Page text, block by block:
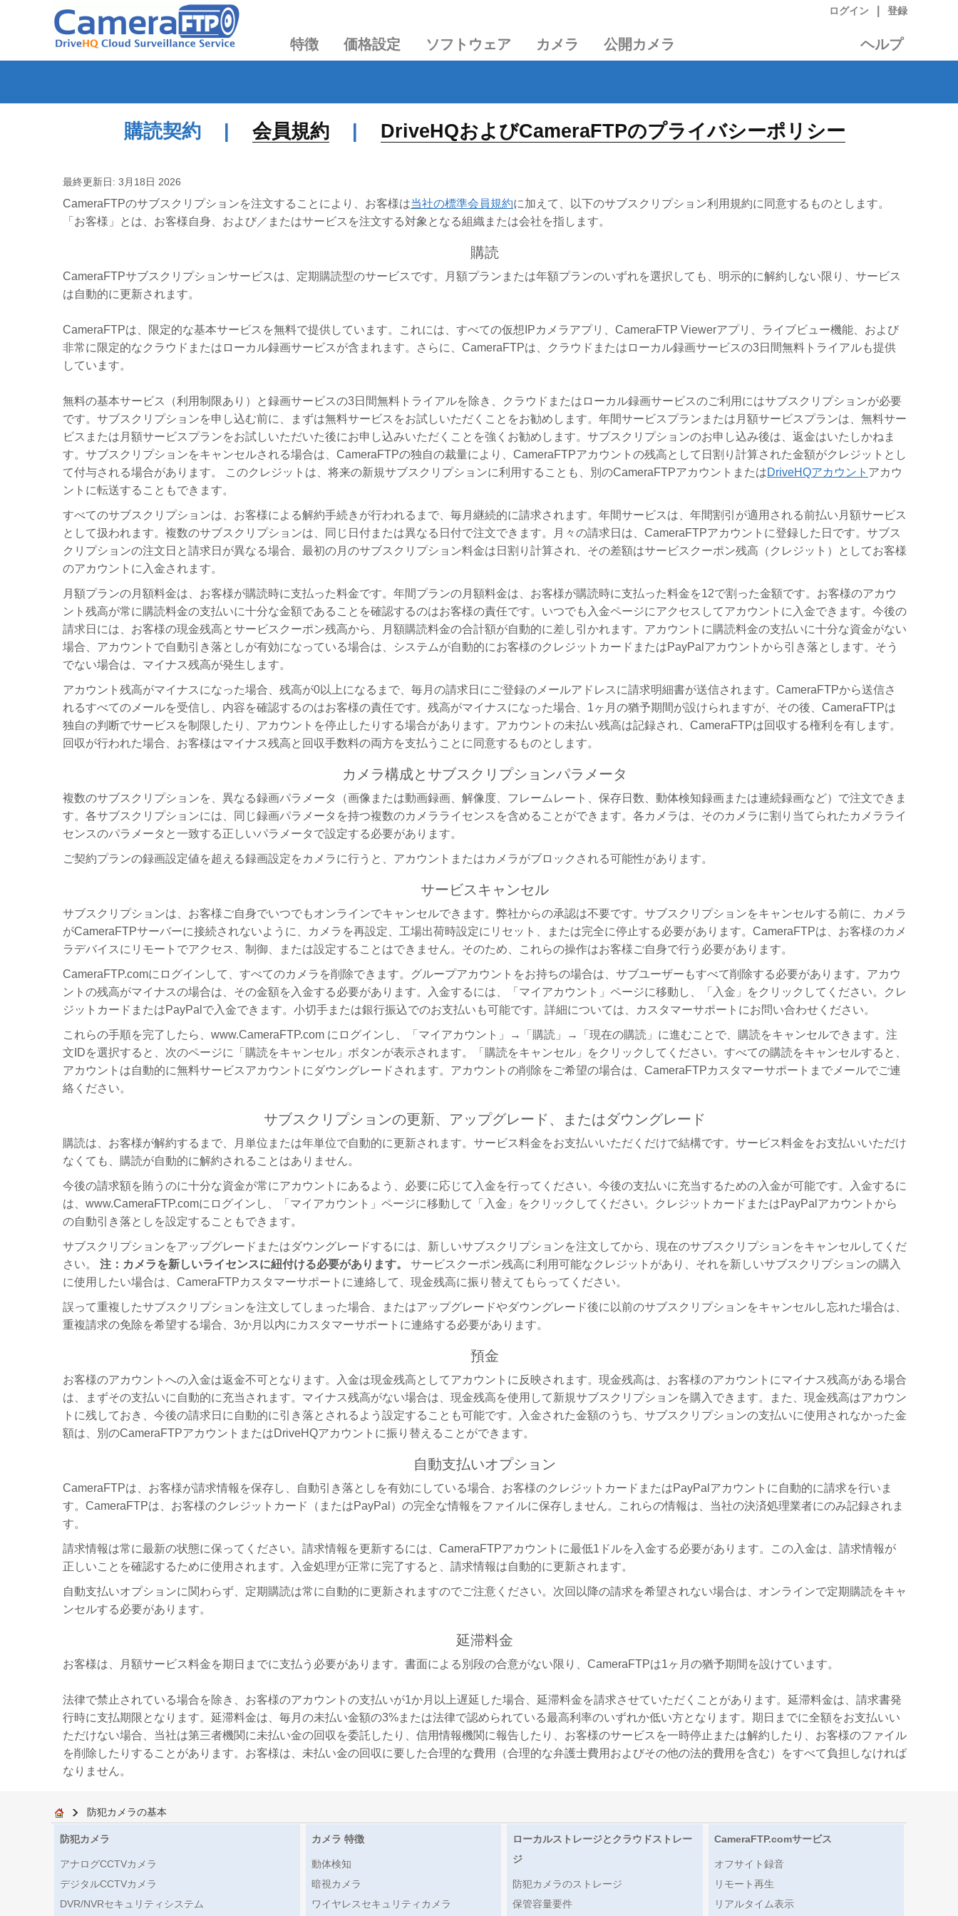
ログイン 登録
特徴 価格設定 ソフトウェア カメラ 公開カメラ ヘルプ
購読契約 | 会員規約 | DriveHQおよびCameraFTPのプライバシーポリシー
最終更新日: 3月18日 2026
CameraFTPのサブスクリプションを注文することにより、お客様は当社の標準会員規約に加えて、以下のサブスクリプション利用規約に同意するものとします。
「お客様」とは、お客様自身、および／またはサービスを注文する対象となる組織または会社を指します。
購読
CameraFTPサブスクリプションサービスは、定期購読型のサービスです。月額プランまたは年額プランのいずれを選択しても、明示的に解約しない限り、サービス
は自動的に更新されます。
CameraFTPは、限定的な基本サービスを無料で提供しています。これには、すべての仮想IPカメラアプリ、CameraFTP Viewerアプリ、ライブビュー機能、および
非常に限定的なクラウドまたはローカル録画サービスが含まれます。さらに、CameraFTPは、クラウドまたはローカル録画サービスの3日間無料トライアルも提供
しています。
無料の基本サービス（利用制限あり）と録画サービスの3日間無料トライアルを除き、クラウドまたはローカル録画サービスのご利用にはサブスクリプションが必要
です。サブスクリプションを申し込む前に、まずは無料サービスをお試しいただくことをお勧めします。年間サービスプランまたは月額サービスプランは、無料サー
ビスまたは月額サービスプランをお試しいただいた後にお申し込みいただくことを強くお勧めします。サブスクリプションのお申し込み後は、返金はいたしかねま
す。サブスクリプションをキャンセルされる場合は、CameraFTPの独自の裁量により、CameraFTPアカウントの残高として日割り計算された金額がクレジットとし
て付与される場合があります。 このクレジットは、将来の新規サブスクリプションに利用することも、別のCameraFTPアカウントまたはDriveHQアカウント アカウ
ントに転送することもできます。
すべてのサブスクリプションは、お客様による解約手続きが行われるまで、毎月継続的に請求されます。年間サービスは、年間割引が適用される前払い月額サービス
として扱われます。複数のサブスクリプションは、同じ日付または異なる日付で注文できます。月々の請求日は、CameraFTPアカウントに登録した日です。サブス
クリプションの注文日と請求日が異なる場合、最初の月のサブスクリプション料金は日割り計算され、その差額はサービスクーポン残高（クレジット）としてお客様
のアカウントに入金されます。
月額プランの月額料金は、お客様が購読時に支払った料金です。年間プランの月額料金は、お客様が購読時に支払った料金を12で割った金額です。お客様のアカウ
ント残高が常に購読料金の支払いに十分な金額であることを確認するのはお客様の責任です。いつでも入金ページにアクセスしてアカウントに入金できます。今後の
請求日には、お客様の現金残高とサービスクーポン残高から、月額購読料金の合計額が自動的に差し引かれます。アカウントに購読料金の支払いに十分な資金がない
場合、アカウントで自動引き落としが有効になっている場合は、システムが自動的にお客様のクレジットカードまたはPayPalアカウントから引き落とします。そう
でない場合は、マイナス残高が発生します。
アカウント残高がマイナスになった場合、残高が0以上になるまで、毎月の請求日にご登録のメールアドレスに請求明細書が送信されます。CameraFTPから送信さ
れるすべてのメールを受信し、内容を確認するのはお客様の責任です。残高がマイナスになった場合、1ヶ月の猶予期間が設けられますが、その後、CameraFTPは
独自の判断でサービスを制限したり、アカウントを停止したりする場合があります。アカウントの未払い残高は記録され、CameraFTPは回収する権利を有します。
回収が行われた場合、お客様はマイナス残高と回収手数料の両方を支払うことに同意するものとします。
カメラ構成とサブスクリプションパラメータ
複数のサブスクリプションを、異なる録画パラメータ（画像または動画録画、解像度、フレームレート、保存日数、動体検知録画または連続録画など）で注文できま
す。各サブスクリプションには、同じ録画パラメータを持つ複数のカメラライセンスを含めることができます。各カメラは、そのカメラに割り当てられたカメラライ
センスのパラメータと一致する正しいパラメータで設定する必要があります。
ご契約プランの録画設定値を超える録画設定をカメラに行うと、アカウントまたはカメラがブロックされる可能性があります。
サービスキャンセル
サブスクリプションは、お客様ご自身でいつでもオンラインでキャンセルできます。弊社からの承認は不要です。サブスクリプションをキャンセルする前に、カメラ
がCameraFTPサーバーに接続されないように、カメラを再設定、工場出荷時設定にリセット、または完全に停止する必要があります。CameraFTPは、お客様のカメ
ラデバイスにリモートでアクセス、制御、または設定することはできません。そのため、これらの操作はお客様ご自身で行う必要があります。
CameraFTP.comにログインして、すべてのカメラを削除できます。グループアカウントをお持ちの場合は、サブユーザーもすべて削除する必要があります。アカウ
ントの残高がマイナスの場合は、その金額を入金する必要があります。入金するには、「マイアカウント」ページに移動し、「入金」をクリックしてください。クレ
ジットカードまたはPayPalで入金できます。小切手または銀行振込でのお支払いも可能です。詳細については、カスタマーサポートにお問い合わせください。
これらの手順を完了したら、www.CameraFTP.com にログインし、「マイアカウント」→「購読」→「現在の購読」に進むことで、購読をキャンセルできます。注
文IDを選択すると、次のページに「購読をキャンセル」ボタンが表示されます。「購読をキャンセル」をクリックしてください。すべての購読をキャンセルすると、
アカウントは自動的に無料サービスアカウントにダウングレードされます。アカウントの削除をご希望の場合は、CameraFTPカスタマーサポートまでメールでご連
絡ください。
サブスクリプションの更新、アップグレード、またはダウングレード
購読は、お客様が解約するまで、月単位または年単位で自動的に更新されます。サービス料金をお支払いいただくだけで結構です。サービス料金をお支払いいただけ
なくても、購読が自動的に解約されることはありません。
今後の請求額を賄うのに十分な資金が常にアカウントにあるよう、必要に応じて入金を行ってください。今後の支払いに充当するための入金が可能です。入金するに
は、www.CameraFTP.comにログインし、「マイアカウント」ページに移動して「入金」をクリックしてください。クレジットカードまたはPayPalアカウントから
の自動引き落としを設定することもできます。
サブスクリプションをアップグレードまたはダウングレードするには、新しいサブスクリプションを注文してから、現在のサブスクリプションをキャンセルしてくだ
さい。 注：カメラを新しいライセンスに紐付ける必要があります。 サービスクーポン残高に利用可能なクレジットがあり、それを新しいサブスクリプションの購入
に使用したい場合は、CameraFTPカスタマーサポートに連絡して、現金残高に振り替えてもらってください。
誤って重複したサブスクリプションを注文してしまった場合、またはアップグレードやダウングレード後に以前のサブスクリプションをキャンセルし忘れた場合は、
重複請求の免除を希望する場合、3か月以内にカスタマーサポートに連絡する必要があります。
預金
お客様のアカウントへの入金は返金不可となります。入金は現金残高としてアカウントに反映されます。現金残高は、お客様のアカウントにマイナス残高がある場合
は、まずその支払いに自動的に充当されます。マイナス残高がない場合は、現金残高を使用して新規サブスクリプションを購入できます。また、現金残高はアカウン
トに残しておき、今後の請求日に自動的に引き落とされるよう設定することも可能です。入金された金額のうち、サブスクリプションの支払いに使用されなかった金
額は、別のCameraFTPアカウントまたはDriveHQアカウントに振り替えることができます。
自動支払いオプション
CameraFTPは、お客様が請求情報を保存し、自動引き落としを有効にしている場合、お客様のクレジットカードまたはPayPalアカウントに自動的に請求を行いま
す。CameraFTPは、お客様のクレジットカード（またはPayPal）の完全な情報をファイルに保存しません。これらの情報は、当社の決済処理業者にのみ記録されま
す。
請求情報は常に最新の状態に保ってください。請求情報を更新するには、CameraFTPアカウントに最低1ドルを入金する必要があります。この入金は、請求情報が
正しいことを確認するために使用されます。入金処理が正常に完了すると、請求情報は自動的に更新されます。
自動支払いオプションに関わらず、定期購読は常に自動的に更新されますのでご注意ください。次回以降の請求を希望されない場合は、オンラインで定期購読をキャ
ンセルする必要があります。
延滞料金
お客様は、月額サービス料金を期日までに支払う必要があります。書面による別段の合意がない限り、CameraFTPは1ヶ月の猶予期間を設けています。
法律で禁止されている場合を除き、お客様のアカウントの支払いが1か月以上遅延した場合、延滞料金を請求させていただくことがあります。延滞料金は、請求書発
行時に支払期限となります。延滞料金は、毎月の未払い金額の3%または法律で認められている最高利率のいずれか低い方となります。期日までに全額をお支払いい
ただけない場合、当社は第三者機関に未払い金の回収を委託したり、信用情報機関に報告したり、お客様のサービスを一時停止または解約したり、お客様のファイル
を削除したりすることがあります。お客様は、未払い金の回収に要した合理的な費用（合理的な弁護士費用およびその他の法的費用を含む）をすべて負担しなければ
なりません。
防犯カメラの基本
防犯カメラ
アナログCCTVカメラ
デジタルCCTVカメラ
DVR/NVRセキュリティシステム
カメラ 特徴
動体検知
暗視カメラ
ワイヤレスセキュリティカメラ
ローカルストレージとクラウドストレー
ジ
防犯カメラのストレージ
保管容量要件
CameraFTP.comサービス
オフサイト録音
リモート再生
リアルタイム表示